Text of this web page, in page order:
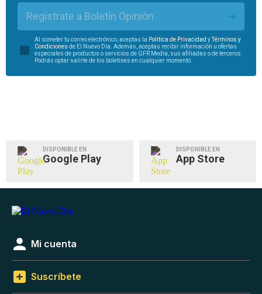
Regístrate a Boletín Opinión
Al someter tu correo electrónico, aceptas la Política de Privacidad yTérminos y
Condiciones de El Nuevo Día. Además, aceptas recibir información u ofertas
especiales de productos o servicios de GFR Media, sus afiliadas o de terceros.
Podrás optar salirte de los boletines en cualquier momento.
DISPONIBLE EN
Google Play
DISPONIBLE EN
App Store
Mi cuenta
Suscríbete